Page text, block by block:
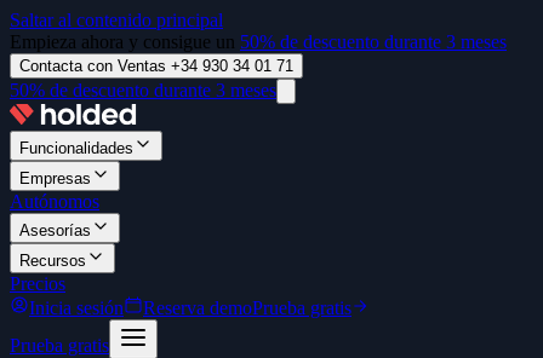
Saltar al contenido principal
Empieza ahora y consigue un 50% de descuento durante 3 meses
Contacta con Ventas +34 930 34 01 71
50% de descuento durante 3 meses
Funcionalidades
Empresas
Autónomos
Asesorías
Recursos
Precios
Inicia sesión
Reserva demoPrueba gratis
Prueba gratis